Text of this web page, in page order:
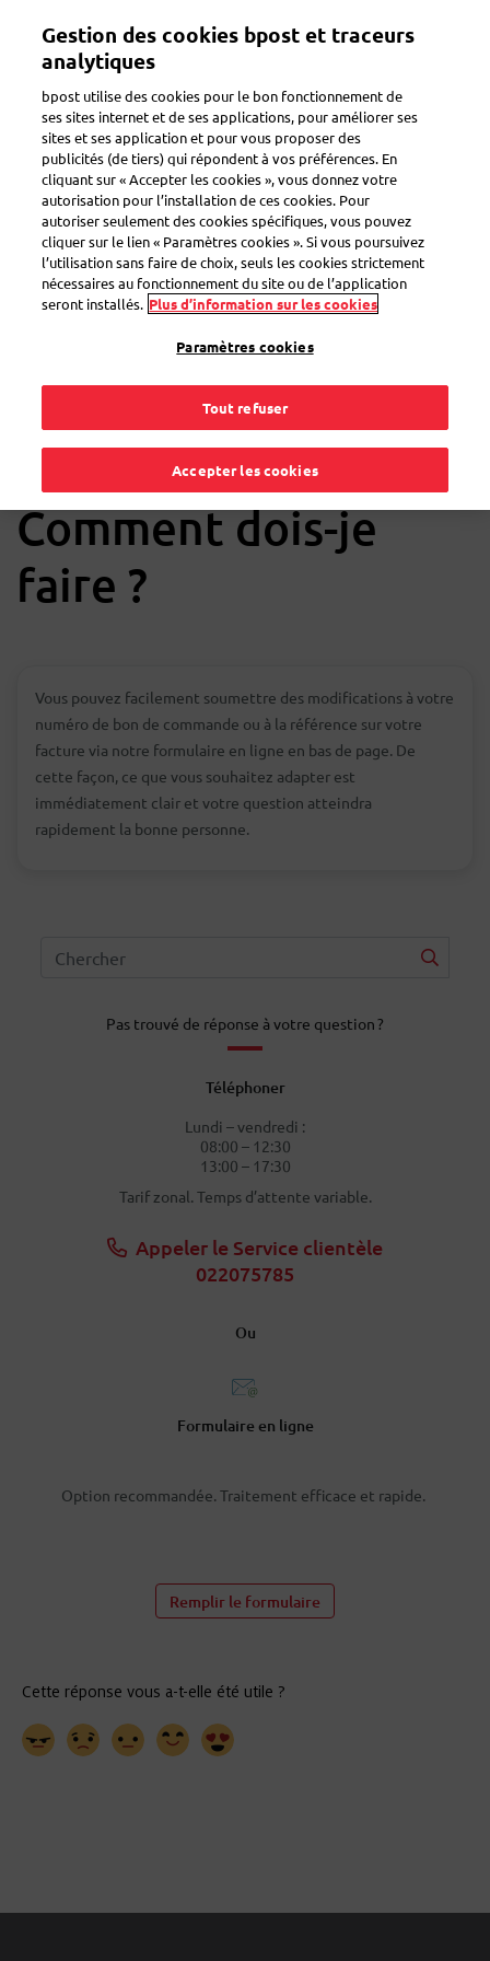
contenu
Toggle navigation
Modifier les données
Je souhaite faire
changer la référence
ou le numéro de bon
de commande sur
mes futures factures.
Comment dois-je
faire ?
Vous pouvez facilement soumettre des modifications à votre
numéro de bon de commande ou à la référence sur votre
facture via notre formulaire en ligne en bas de page. De
cette façon, ce que vous souhaitez adapter est
immédiatement clair et votre question atteindra
rapidement la bonne personne.
Pas trouvé de réponse à votre question ?
Téléphoner
Lundi – vendredi :
08:00 – 12:30
13:00 – 17:30
Tarif zonal. Temps d’attente variable.
Appeler le Service clientèle
022075785
Ou
Formulaire en ligne
Option recommandée. Traitement efficace et rapide.
Remplir le formulaire
Gestion des cookies bpost et traceurs
analytiques
bpost utilise des cookies pour le bon fonctionnement de
ses sites internet et de ses applications, pour améliorer ses
sites et ses application et pour vous proposer des
publicités (de tiers) qui répondent à vos préférences. En
cliquant sur « Accepter les cookies », vous donnez votre
autorisation pour l’installation de ces cookies. Pour
autoriser seulement des cookies spécifiques, vous pouvez
cliquer sur le lien « Paramètres cookies ». Si vous poursuivez
l’utilisation sans faire de choix, seuls les cookies strictement
nécessaires au fonctionnement du site ou de l’application
seront installés. Plus d’information sur les cookies
Paramètres cookies
Tout refuser
Accepter les cookies